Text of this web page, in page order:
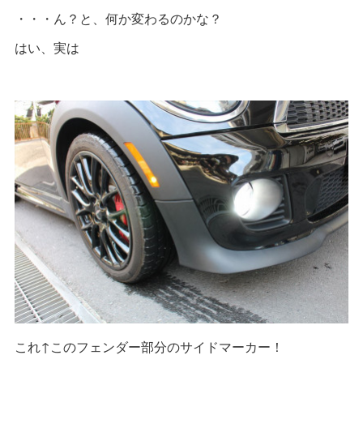
・・・ん？と、何か変わるのかな？
はい、実は
これ↑このフェンダー部分のサイドマーカー！